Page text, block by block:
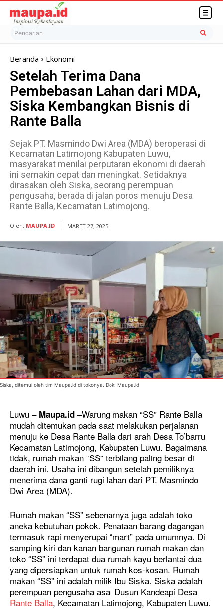
Pencarian
Beranda Ekonomi
Setelah Terima Dana
Pembebasan Lahan dari MDA,
Siska Kembangkan Bisnis di
Rante Balla
Sejak PT. Masmindo Dwi Area (MDA) beroperasi di
Kecamatan Latimojong Kabupaten Luwu,
masyarakat menilai perputaran ekonomi di daerah
ini semakin cepat dan meningkat. Setidaknya
dirasakan oleh Siska, seorang perempuan
pengusaha, berada di jalan poros menuju Desa
Rante Balla, Kecamatan Latimojong.
Oleh: MAUPA.ID MARET 27, 2025
Siska, ditemui oleh tim Maupa.id di tokonya. Dok: Maupa.id
Luwu – Maupa.id –Warung makan “SS” Rante Balla
mudah ditemukan pada saat melakukan perjalanan
menuju ke Desa Rante Balla dari arah Desa To’barru
Kecamatan Latimojong, Kabupaten Luwu. Bagaimana
tidak, rumah makan “SS” terbilang paling besar di
daerah ini. Usaha ini dibangun setelah pemiliknya
menerima dana ganti rugi lahan dari PT. Masmindo
Dwi Area (MDA).
Rumah makan “SS” sebenarnya juga adalah toko
aneka kebutuhan pokok. Penataan barang dagangan
termasuk rapi menyerupai “mart” pada umumnya. Di
samping kiri dan kanan bangunan rumah makan dan
toko “SS” ini terdapat dua rumah kayu berlantai dua
yang dipersiapkan untuk rumah kos-kosan. Rumah
makan “SS” ini adalah milik Ibu Siska. Siska adalah
perempuan pengusaha asal Dusun Kandeapi Desa
Rante Balla, Kecamatan Latimojong, Kabupaten Luwu.